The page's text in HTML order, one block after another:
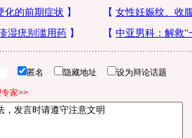
匿名 隐藏地址 设为辩论话题
家>>